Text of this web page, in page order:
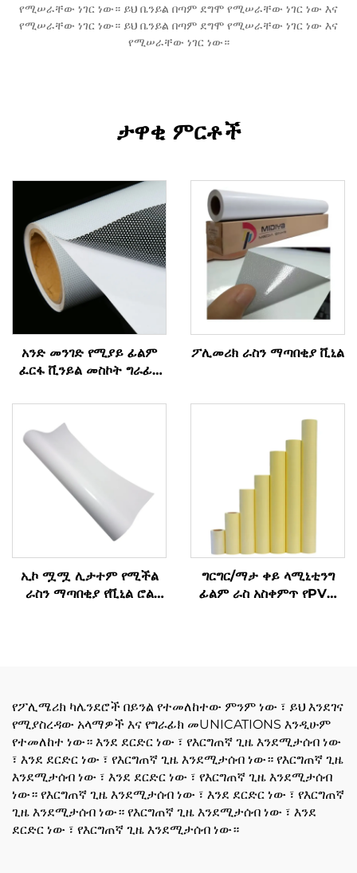
የሚሠራቸው ነገር ነው። ይህ ቤንይል በጣም ደግሞ የሚሠራቸው ነገር ነው እና
የሚሠራቸው ነገር ነው። ይህ ቤንይል በጣም ደግሞ የሚሠራቸው ነገር ነው እና
የሚሠራቸው ነገር ነው።
ታዋቂ ምርቶች
አንድ መንገድ የሚያይ ፊልም
ፈርፋ ቪንይል መስኮት ግራፊክ
ፖሊመሪክ ራስን ማጣበቂያ ቪኒል
ኢኮ ሟሟ ሊታተም የሚችል
ራስን ማጣበቂያ የቪኒል ሮል
ግርግር/ማታ ቀይ ላሚኒቲንግ
ፊልም ራስ አስቀምጥ የPVC
የፖሊሜሪክ ካሌንደሮች በይንል የተመለከተው ምንም ነው ፣ ይህ እንደገና
የሚያስረዳው አላማዎች እና የግራፊክ መUNICATIONS እንዲሁም
የተመለከተ ነው። እንደ ደርድር ነው ፣ የእርግጠኛ ጊዜ እንደሚታሰብ ነው
፣ እንደ ደርድር ነው ፣ የእርግጠኛ ጊዜ እንደሚታሰብ ነው። የእርግጠኛ ጊዜ
እንደሚታሰብ ነው ፣ እንደ ደርድር ነው ፣ የእርግጠኛ ጊዜ እንደሚታሰብ
ነው። የእርግጠኛ ጊዜ እንደሚታሰብ ነው ፣ እንደ ደርድር ነው ፣ የእርግጠኛ
ጊዜ እንደሚታሰብ ነው። የእርግጠኛ ጊዜ እንደሚታሰብ ነው ፣ እንደ
ደርድር ነው ፣ የእርግጠኛ ጊዜ እንደሚታሰብ ነው።